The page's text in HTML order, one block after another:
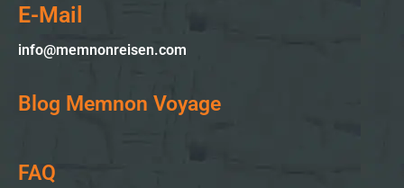
E-Mail
info@memnonreisen.com
Blog Memnon Voyage
FAQ